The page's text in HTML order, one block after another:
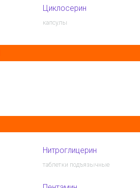
Циклосерин
капсулы
Нитроглицерин
таблетки подъязычные